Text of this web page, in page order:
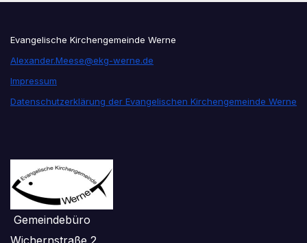
Evangelische Kirchengemeinde Werne
Alexander.Meese@ekg-werne.de
Impressum
Datenschutzerklärung der Evangelischen Kirchengemeinde Werne
Gemeindebüro